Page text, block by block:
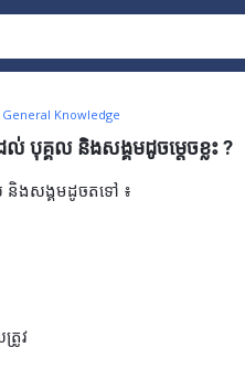
General Knowledge
បុគ្គល និងសង្គមដូចម្តេចខ្លះ ?
និងសង្គមដូចតទៅ ៖
រូវ